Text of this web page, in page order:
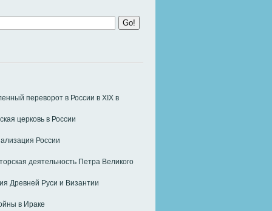
переворот в России в ХIХ в
церковь в России
России
деятельность Петра Великого
Древней Руси и Византии
в Ираке